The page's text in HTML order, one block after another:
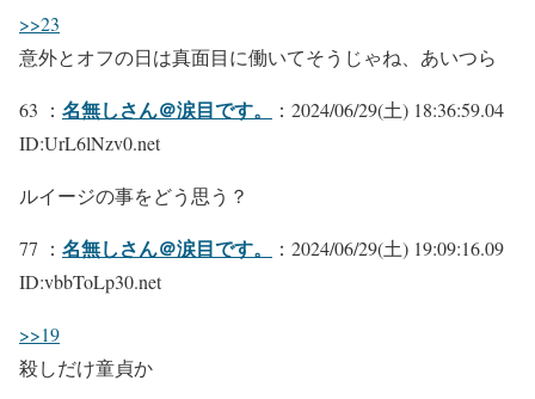
>>23
意外とオフの日は真面目に働いてそうじゃね、あいつら
63 ： 名無しさん＠涙目です。
：2024/06/29(土) 18:36:59.04
ID:UrL6lNzv0.net
ルイージの事をどう思う？
77 ： 名無しさん＠涙目です。
：2024/06/29(土) 19:09:16.09
ID:vbbToLp30.net
>>19
殺しだけ童貞か